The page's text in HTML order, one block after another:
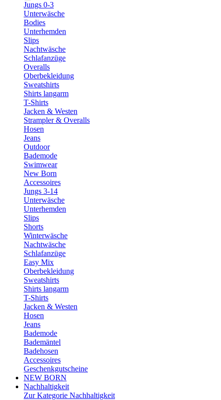
Jungs 0-3
Unterwäsche
Bodies
Unterhemden
Slips
Nachtwäsche
Schlafanzüge
Overalls
Oberbekleidung
Sweatshirts
Shirts langarm
T-Shirts
Jacken & Westen
Strampler & Overalls
Hosen
Jeans
Outdoor
Bademode
Swimwear
New Born
Accessoires
Jungs 3-14
Unterwäsche
Unterhemden
Slips
Shorts
Winterwäsche
Nachtwäsche
Schlafanzüge
Easy Mix
Oberbekleidung
Sweatshirts
Shirts langarm
T-Shirts
Jacken & Westen
Hosen
Jeans
Bademode
Bademäntel
Badehosen
Accessoires
Geschenkgutscheine
NEW BORN
Nachhaltigkeit
Zur Kategorie Nachhaltigkeit